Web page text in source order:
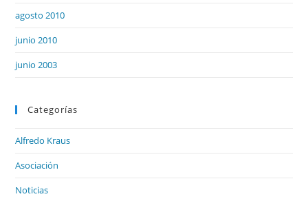
agosto 2010
junio 2010
junio 2003
Categorías
Alfredo Kraus
Asociación
Noticias